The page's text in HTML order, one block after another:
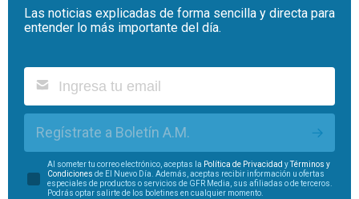
Las noticias explicadas de forma sencilla y directa para
entender lo más importante del día.
Regístrate a Boletín A.M.
Al someter tu correo electrónico, aceptas la Política de Privacidad yTérminos y
Condiciones de El Nuevo Día. Además, aceptas recibir información u ofertas
especiales de productos o servicios de GFR Media, sus afiliadas o de terceros.
Podrás optar salirte de los boletines en cualquier momento.